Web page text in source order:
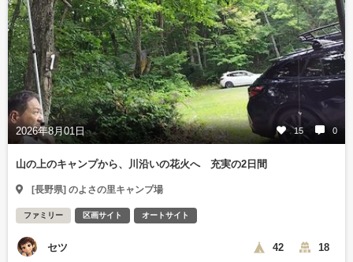
2026年8月01日 15 0
山の上のキャンプから、川沿いの花火へ 充実の2日間
[長野県] のよさの里キャンプ場
ファミリー 区画サイト オートサイト
セツ 42 18